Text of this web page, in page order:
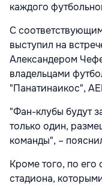
каждого
С
выступил на
Александером
владельцами
"Панатинаикос",
"Фан-клубы будут
только один,
команды", –
Кроме того, по его
стадиона,